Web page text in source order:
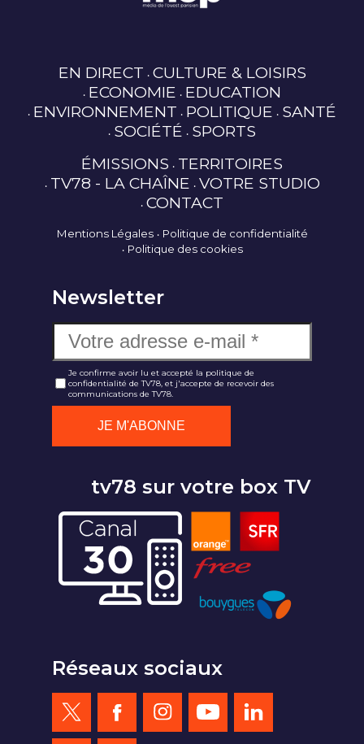
EN DIRECT CULTURE & LOISIRS
ECONOMIE EDUCATION
ENVIRONNEMENT POLITIQUE SANTÉ
SOCIÉTÉ SPORTS
ÉMISSIONS TERRITOIRES
TV78 - LA CHAÎNE VOTRE STUDIO
CONTACT
Mentions Légales
Politique de confidentialité
Politique des cookies
Newsletter
Je confirme avoir lu et accepté la politique de
confidentialité de TV78, et j'accepte de recevoir des
communications de TV78.
tv78 sur votre box TV
Réseaux sociaux